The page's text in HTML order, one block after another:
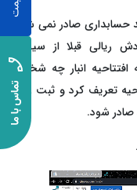
حسابداری صادر نمی شود،
ریالی قبلا از سیستم
انبار چه شخصی
تعریف کرد و ثبت را به
صادر شود.